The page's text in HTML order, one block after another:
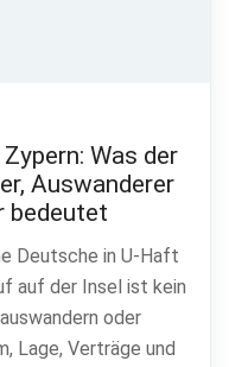
Was der
Auswanderer
bedeutet
Deutsche in U-Haft
auf der Insel ist kein
oder
Lage, Verträge und